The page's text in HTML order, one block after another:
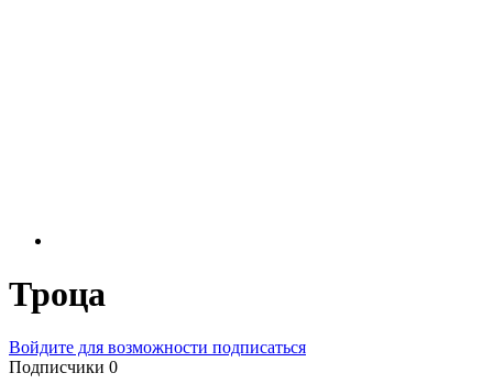
Троца
Войдите для возможности подписаться
Подписчики 0